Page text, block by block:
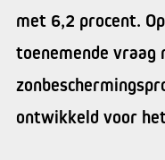
met 6,2 procent.
toenemende vraag
ontwikkeld voor